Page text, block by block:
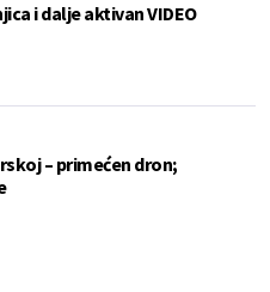
i dalje aktivan VIDEO
– primećen dron;